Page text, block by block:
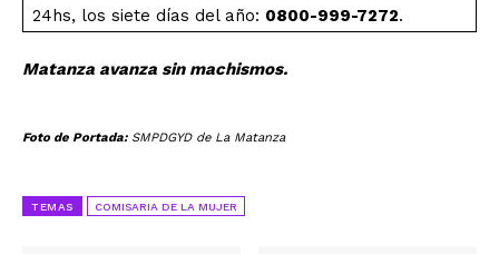
24hs, los siete días del año: 0800-999-7272.
Matanza avanza sin machismos.
Foto de Portada:SMPDGYD de La Matanza
TEMAS COMISARIA DE LA MUJER